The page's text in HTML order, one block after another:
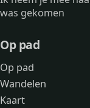
was gekomen
Op pad
Op pad
Wandelen
Kaart